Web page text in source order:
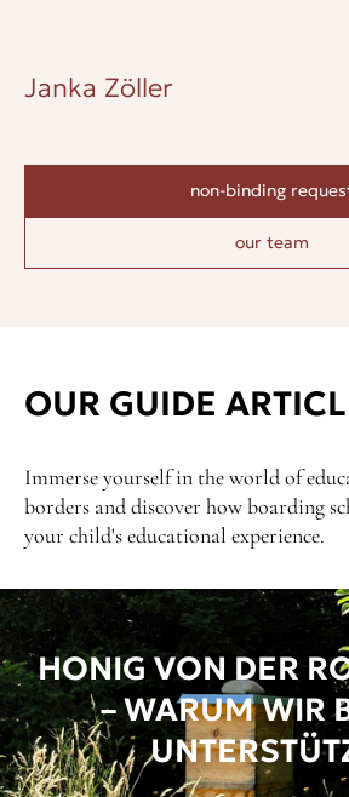
Janka Zöller
non-binding
our team
OUR GUIDE
Immerse yourself in the world of
borders and discover how boarding
your child's educational experience.
HONIG VON DER
– WARUM WIR